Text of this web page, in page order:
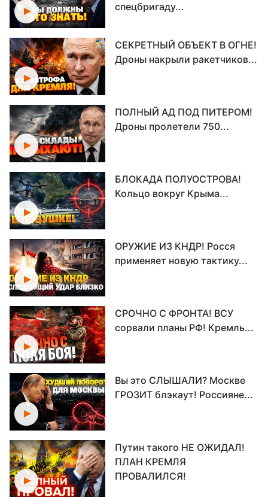
спецбригаду...
СЕКРЕТНЫЙ ОБЪЕКТ В ОГНЕ!
Дроны накрыли ракетчиков...
ПОЛНЫЙ АД ПОД ПИТЕРОМ!
Дроны пролетели 750...
БЛОКАДА ПОЛУОСТРОВА!
Кольцо вокруг Крыма...
ОРУЖИЕ ИЗ КНДР! Росся
применяет новую тактику...
СРОЧНО С ФРОНТА! ВСУ
сорвали планы РФ! Кремль...
Вы это СЛЫШАЛИ? Москве
ГРОЗИТ блэкаут! Россияне...
Путин такого НЕ ОЖИДАЛ!
ПЛАН КРЕМЛЯ
ПРОВАЛИЛСЯ!